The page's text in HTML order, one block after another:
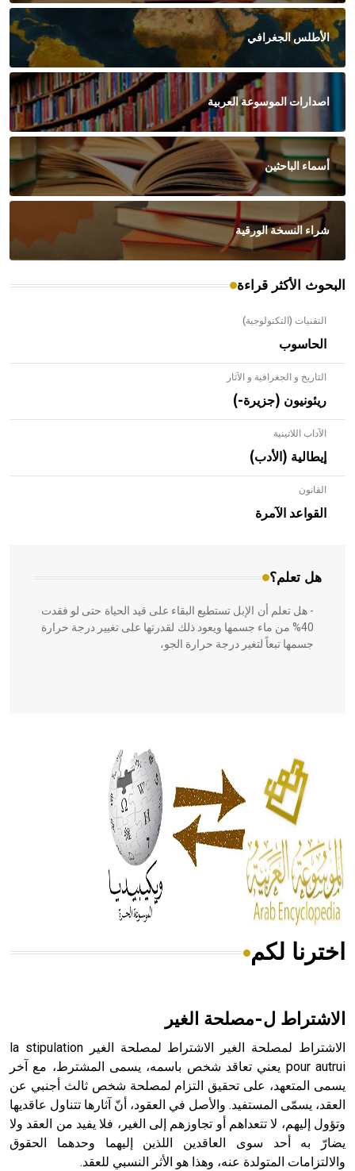
الأطلس الجغرافي
اصدارات الموسوعة العربية
أسماء الباحثين
شراء النسخة الورقية
البحوث الأكثر قراءة
التقنيات (التكنولوجية)
الحاسوب
التاريخ و الجغرافية و الآثار
ريئونيون (جزيرة-)
الآداب اللاتينية
إيطالية (الأدب)
القانون
القواعد الآمرة
هل تعلم؟
- هل تعلم أن الأبلق نوع من الفنون الهندسية التي ارتبطت
بالعمارة الإسلامية في بلاد الشام ومصر خاصة، حيث يحرص
المعمار على بناء مداميكه وخاصة في الواجهات
- هل تعلم أن الإبل تستطيع البقاء على قيد الحياة حتى لو فقدت
40% من ماء جسمها ويعود ذلك لقدرتها على تغيير درجة حرارة
جسمها تبعاً لتغير درجة حرارة الجو،
الحكم، الأدلة، تنظيم التغذية، ورسالته في جروح الرأس. ويعود
له الفضل بأنه حرر الطب من الدين والفلسفة.
- هل تعلم أن المرجان إفراز حيواني يتكون في البحر ويتركب
من مادة كربونات الكلسيوم، وهو أحمر أو شديد الحمرة وهو
أجود أنواعه، ويمتاز بكبر الحجم ويسمى الش
هل تعلم أن الأبسيد كلمة فرنسية اللفظ تم اعتمادها مصطلحاً
- هل تعلم أن أبجر Abgar اسم معروف جيداً يعود إلى عدد من
الملوك الذين حكموا مدينة إديسا (الرها) من أبجر الأول وحتى
التاسع، وهم ينتسبون إلى أسرة أوسروين
اخترنا لكم
الاشتراط ل-مصلحة الغير
الاشتراط لمصلحة الغير الاشتراط لمصلحة الغير la stipulation
pour autrui يعني تعاقد شخص باسمه، يسمى المشترط، مع آخر
يسمى المتعهد، على تحقيق التزام لمصلحة شخص ثالث أجنبي عن
العقد، يسمّى المستفيد. والأصل في العقود، أنّ آثارها تتناول عاقديها
وتؤول إليهم، لا تتعداهم أو تجاوزهم إلى الغير، فلا يفيد من العقد ولا
يضارّ به أحد سوى العاقدين اللذين إليهما وحدهما الحقوق
والالتزامات المتولدة عنه، وهذا هو الأثر النسبي للعقد.